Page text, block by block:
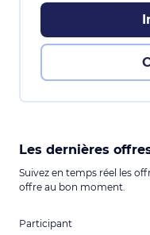
Les dernières
Suivez en temps réel les
offre au bon moment.
Participant